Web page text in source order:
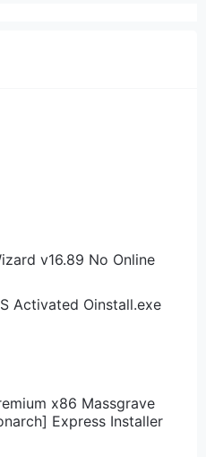
买、新加坡vps、中国台
IP及测速地址：
v16.89 No Online
Activated Oinstall.exe
x86 Massgrave
Express Installer